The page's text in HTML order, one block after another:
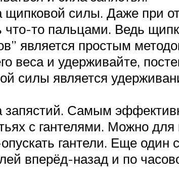
щипковой силы. Даже при
что-то пальцами. Ведь
является простым
веса и удерживайте,
силы является
запястий. Самым
с гантелями. Можно
гантели. Еще
вперёд-назад и по